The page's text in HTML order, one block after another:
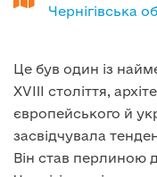
Чернігівська
Це був один із
XVIII століття,
європейського й
засвідчувала
Він став перлиною